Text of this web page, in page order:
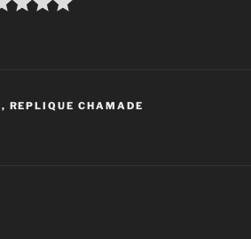
, REPLIQUE CHAMADE